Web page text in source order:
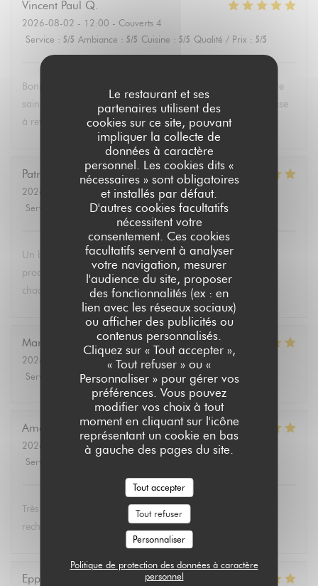
Le restaurant et ses
partenaires utilisent des
cookies sur ce site, pouvant
impliquer la collecte de
données à caractère
personnel. Les cookies dits «
nécessaires » sont obligatoires
et installés par défaut.
D'autres cookies facultatifs
nécessitent votre
consentement. Ces cookies
facultatifs servent à analyser
votre navigation, mesurer
l'audience du site, proposer
des fonctionnalités (ex : en
lien avec les réseaux sociaux)
ou afficher des publicités ou
contenus personnalisés.
Cliquez sur « Tout accepter »,
« Tout refuser » ou «
Personnaliser » pour gérer vos
préférences. Vous pouvez
modifier vos choix à tout
moment en cliquant sur l'icône
représentant un cookie en bas
à gauche des pages du site.
Tout accepter
Tout refuser
Personnaliser
Politique de protection des données à caractère
personnel
Vincent Paul Q
2026-08-02 - 12:00 - Couverts 4
Service : 5/5 Ambiance : 5/5 Cuisine : 5/5 Qualité / Prix : 5/5
Bonjour , super service et mets délicieux. Un belle découverte
saine et équilibrée pas évident à trouver partout. Une adresse
à retenir .Merci.
Patricia
2026-08-02
- 13:30 - Couverts 6
Service
Ambiance: 4/5 Cuisine: 5/5 Qualité / Prix
Un brunch dominical excellent avec un buffet de qualité de
produits végétariens et bio. Tous les convives se régalent à
chaque fois.
Marie Christine D
2026-08-02
- 13:30 - Couverts 2
Service
Ambiance: 4/5 Cuisine: 5/5 Qualité / Prix
Amélie
2026-08-01
- 19:00 - Couverts 3
Service
Très bon et service très agréable. Même mon père (qui
rechigne un peu sur le vegan) a adoré les lasagnes !
Eppo